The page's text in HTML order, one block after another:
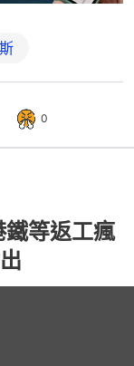
0
等返工瘋